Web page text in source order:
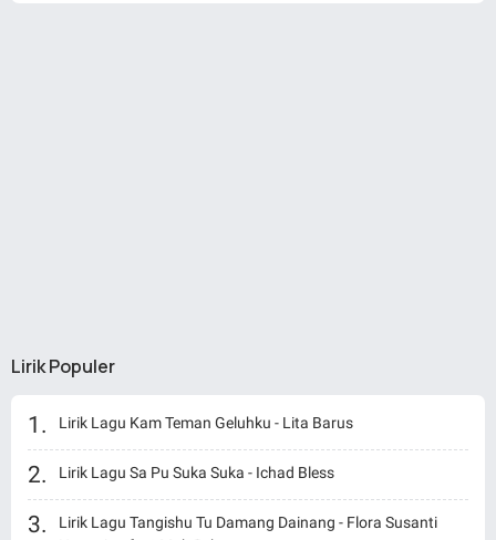
Lirik Populer
Lirik Lagu Kam Teman Geluhku - Lita Barus
Lirik Lagu Sa Pu Suka Suka - Ichad Bless
Lirik Lagu Tangishu Tu Damang Dainang - Flora Susanti